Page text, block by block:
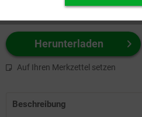
Herunterladen
Auf Ihren Merkzettel setzen
Beschreibung
Service